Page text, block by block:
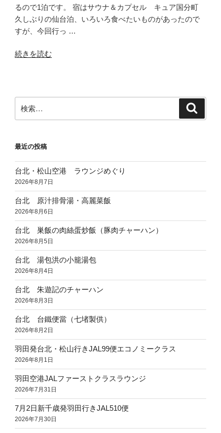
るので1泊です。 宿はサウナ＆カプセル キュア国分町
久しぶりの仙台泊、いろいろ食べたいものがあったので
すが、今回行っ …
“仙
木
２
料
理”
の
続きを読む
索:
最近の投稿
台北・松山空港 ラウンジめぐり
2026年8月7日
台北 原汁排骨湯・高麗菜飯
2026年8月6日
台北 巣飯の肉絲蛋炒飯（豚肉チャーハン）
2026年8月5日
台北 湯包洪の小籠湯包
2026年8月4日
台北 朱遊記のチャーハン
2026年8月3日
台北 台鐵便當（七堵製供）
2026年8月2日
羽田発台北・松山行きJAL99便エコノミークラス
2026年8月1日
羽田空港JALファーストクラスラウンジ
2026年7月31日
7月2日新千歳発羽田行きJAL510便
2026年7月30日